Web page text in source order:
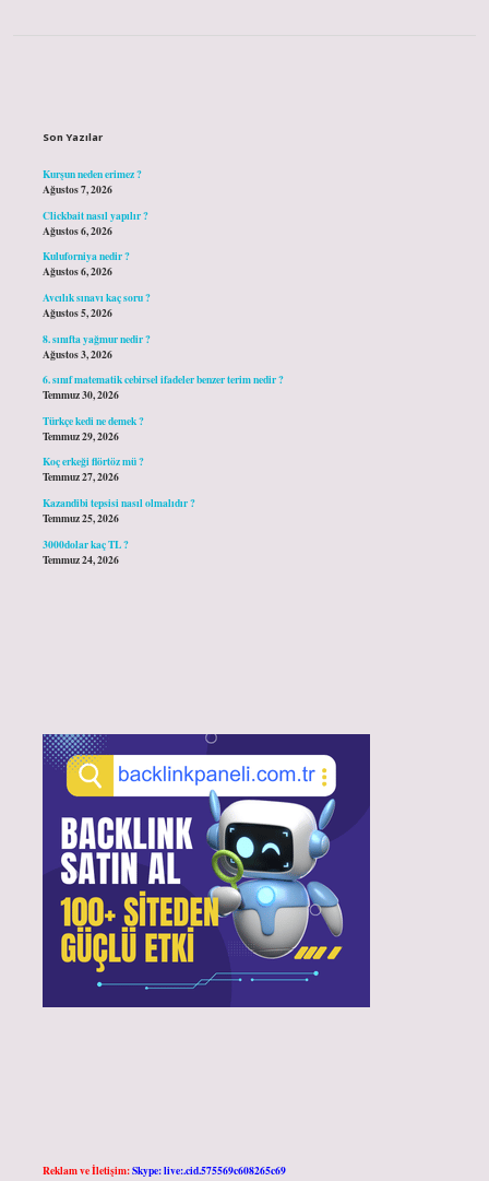
Son Yazılar
Kurşun neden erimez ?
Ağustos 7, 2026
Clickbait nasıl yapılır ?
Ağustos 6, 2026
Kuluforniya nedir ?
Ağustos 6, 2026
Avcılık sınavı kaç soru ?
Ağustos 5, 2026
8. sınıfta yağmur nedir ?
Ağustos 3, 2026
6. sınıf matematik cebirsel ifadeler benzer terim nedir ?
Temmuz 30, 2026
Türkçe kedi ne demek ?
Temmuz 29, 2026
Koç erkeği flörtöz mü ?
Temmuz 27, 2026
Kazandibi tepsisi nasıl olmalıdır ?
Temmuz 25, 2026
3000dolar kaç TL ?
Temmuz 24, 2026
Reklam ve İletişim:Skype: live:.cid.575569c608265c69